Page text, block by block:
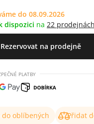
do 08.09.2026
dispozici na 22 prodejnách
Rezervovat na prodejně
PLATBY
do oblíbených Přidat